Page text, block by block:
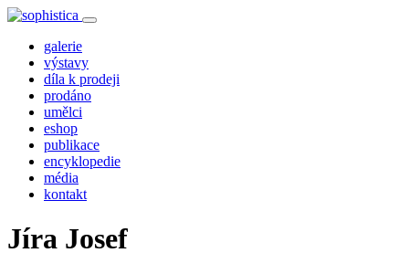
galerie
výstavy
díla k prodeji
prodáno
umělci
eshop
publikace
encyklopedie
média
kontakt
Jíra Josef